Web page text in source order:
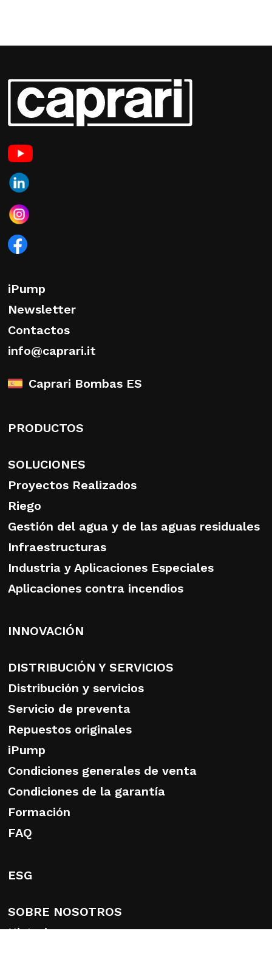
iPump
Newsletter
Contactos
info@caprari.it
Caprari Bombas ES
PRODUCTOS
SOLUCIONES
Proyectos Realizados
Riego
Gestión del agua y de las aguas residuales
Infraestructuras
Industria y Aplicaciones Especiales
Aplicaciones contra incendios
INNOVACIÓN
DISTRIBUCIÓN Y SERVICIOS
Distribución y servicios
Servicio de preventa
Repuestos originales
iPump
Condiciones generales de venta
Condiciones de la garantía
Formación
FAQ
ESG
SOBRE NOSOTROS
Historia